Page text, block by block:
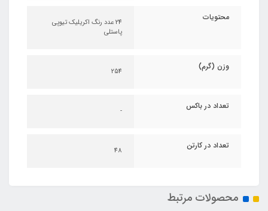
محتویات
24 عدد رنگ اکریلیک تیوپی
پاستلی
وزن (گرم) 254
تعداد در باکس -
تعداد در کارتن 48
محصولات مرتبط